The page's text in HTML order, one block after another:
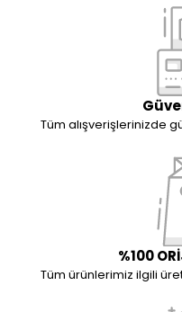
Tüm alışverişlerinizde
%100
Tüm ürünlerimiz ilgili